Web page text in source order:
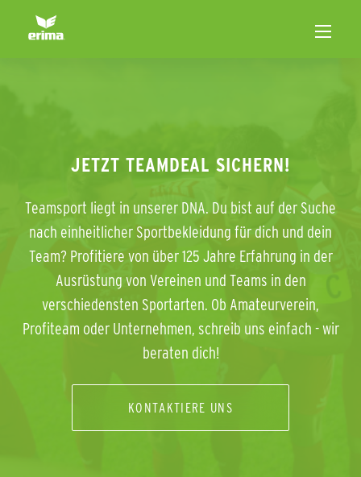
JETZT TEAMDEAL SICHERN!
Teamsport liegt in unserer DNA. Du bist auf der Suche
nach einheitlicher Sportbekleidung für dich und dein
Team? Profitiere von über 125 Jahre Erfahrung in der
Ausrüstung von Vereinen und Teams in den
verschiedensten Sportarten. Ob Amateurverein,
Profiteam oder Unternehmen, schreib uns einfach - wir
beraten dich!
KONTAKTIERE UNS